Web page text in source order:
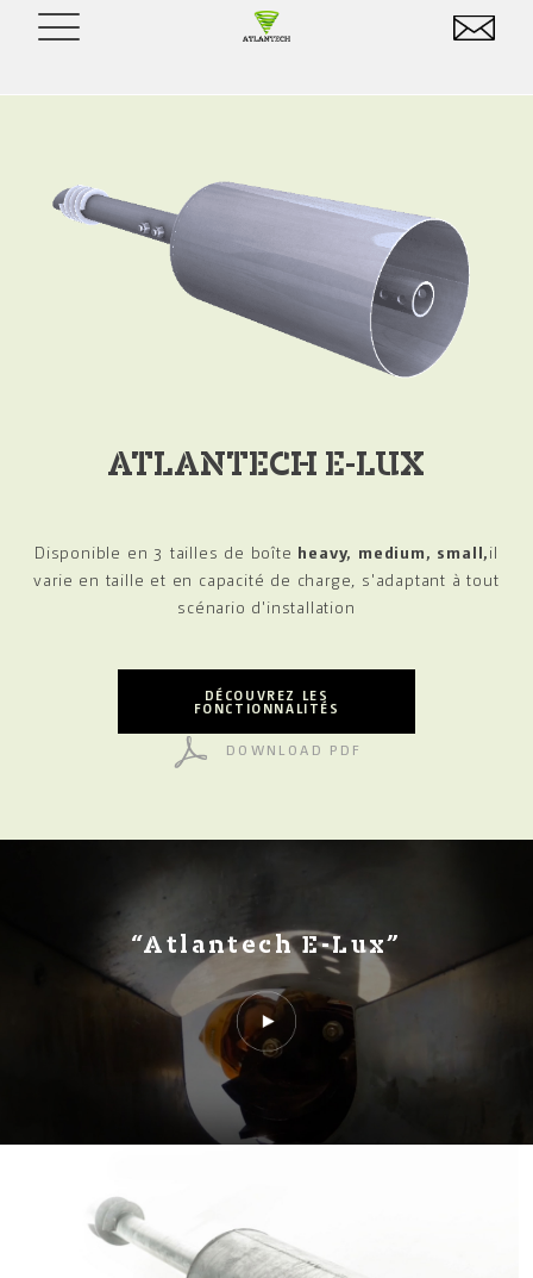
ATLANTECH E-LUX
Disponible en 3 tailles de boîte heavy, medium, small,il
varie en taille et en capacité de charge, s'adaptant à tout
scénario d'installation
DÉCOUVREZ LES
FONCTIONNALITÉS
DOWNLOAD PDF
“Atlantech E-Lux”